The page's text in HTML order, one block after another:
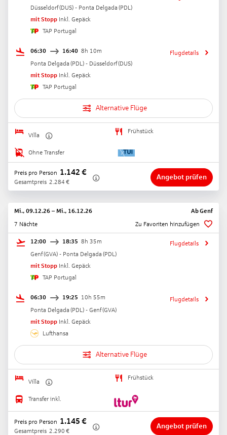
Düsseldorf(DUS) - Ponta Delgada (PDL)
mit Stopp Inkl. Gepäck
TAP Portugal
06:30 16:40 8h 10m
Ponta Delgada (PDL) - Düsseldorf(DUS)
mit Stopp Inkl. Gepäck
TAP Portugal
Flugdetails
Alternative Flüge
Villa
Frühstück
Ohne Transfer
Preis pro Person 1.142 €
Gesamtpreis 2.284 €
Angebot prüfen
Mi., 09.12.26 – Mi., 16.12.26 AbGenf
7 Nächte
Zu Favoriten hinzufügen
12:00 18:35 8h 35m
Genf(GVA) - Ponta Delgada (PDL)
mit Stopp Inkl. Gepäck
TAP Portugal
Flugdetails
06:30 19:25 10h 55m
Ponta Delgada (PDL) - Genf(GVA)
mit Stopp Inkl. Gepäck
Lufthansa
Flugdetails
Alternative Flüge
Villa
Frühstück
Transfer inkl.
Preis pro Person 1.145 €
Gesamtpreis 2.290 €
Angebot prüfen